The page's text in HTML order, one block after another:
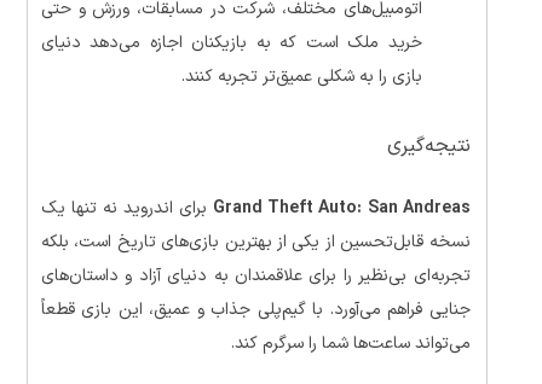
اتومبیل‌های مختلف، شرکت در مسابقات، ورزش و حتی
خرید ملک است که به بازیکنان اجازه می‌دهد دنیای
بازی را به شکلی عمیق‌تر تجربه کنند.
نتیجه‌گیری
Grand Theft Auto: San Andreas برای اندروید نه تنها یک
نسخه قابل‌تحسین از یکی از بهترین بازی‌های تاریخ است، بلکه
تجربه‌ای بی‌نظیر را برای علاقمندان به دنیای آزاد و داستان‌های
جنایی فراهم می‌آورد. با گیم‌پلی جذاب و عمیق، این بازی قطعاً
می‌تواند ساعت‌ها شما را سرگرم کند.